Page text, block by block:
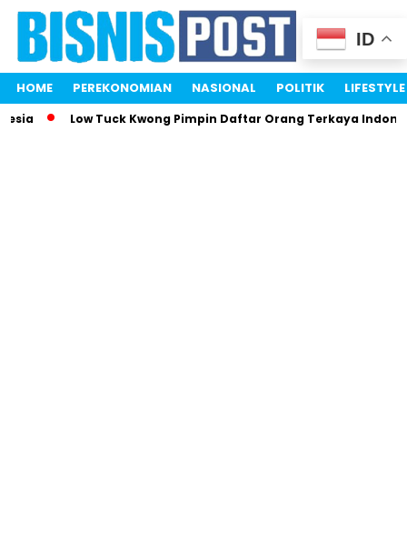
HOME PEREKONOMIAN NASIONAL POLITIK LIFESTYLE
Low Tuck Kwong Pimpin Daftar Orang Terkaya
ID